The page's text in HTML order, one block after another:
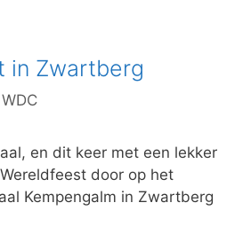
in Zwartberg
WDC
en dit keer met een lekker
door op het
Kempengalm in Zwartberg